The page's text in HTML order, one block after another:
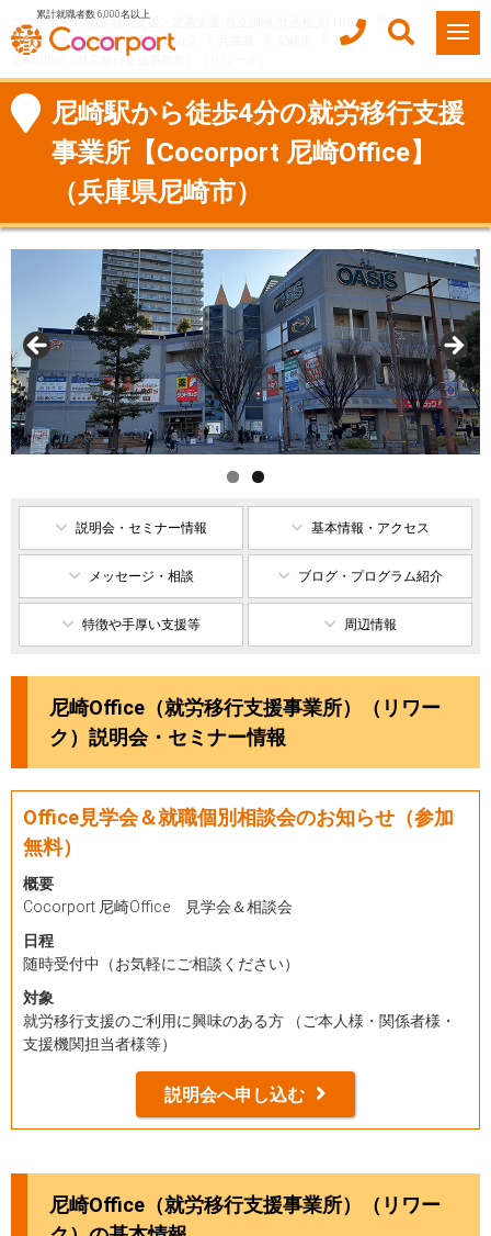
累計就職者数 6,000名以上
ココルポート(就労移行支援・定着支援/自立訓練/計画相談) HOME
就労移行支援事業所（Office）紹介
尼崎Office（就労移行支援事業所）（リワーク）
尼崎駅から徒歩4分の就労移行支援
事業所【Cocorport 尼崎Office】
（兵庫県尼崎市）
説明会・セミナー情報 基本情報・アクセス
メッセージ・相談 ブログ・プログラム紹介
特徴や手厚い支援等 周辺情報
尼崎Office（就労移行支援事業所）（リワー
ク）説明会・セミナー情報
Office見学会＆就職個別相談会のお知らせ（参加
無料）
概要
Cocorport 尼崎Office 見学会＆相談会
日程
随時受付中（お気軽にご相談ください）
対象
就労移行支援のご利用に興味のある方 （ご本人様・関係者様・
支援機関担当者様等）
説明会へ申し込む
尼崎Office（就労移行支援事業所）（リワー